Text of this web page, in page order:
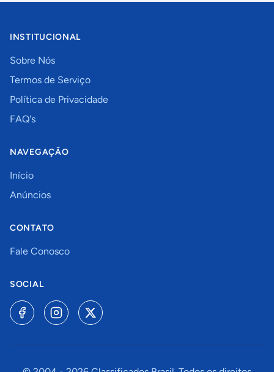
INSTITUCIONAL
Sobre Nós
Termos de Serviço
Política de Privacidade
FAQ's
NAVEGAÇÃO
Início
Anúncios
CONTATO
Fale Conosco
SOCIAL